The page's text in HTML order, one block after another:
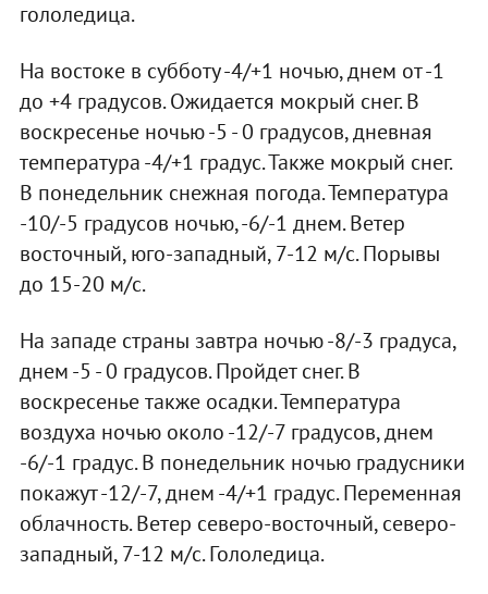
гололедица.
На востоке в субботу -4/+1 ночью, днем от -1
до +4 градусов. Ожидается мокрый снег. В
воскресенье ночью -5 - 0 градусов, дневная
температура -4/+1 градус. Также мокрый снег.
В понедельник снежная погода. Температура
-10/-5 градусов ночью, -6/-1 днем. Ветер
восточный, юго-западный, 7-12 м/с. Порывы
до 15-20 м/с.
На западе страны завтра ночью -8/-3 градуса,
днем -5 - 0 градусов. Пройдет снег. В
воскресенье также осадки. Температура
воздуха ночью около -12/-7 градусов, днем
-6/-1 градус. В понедельник ночью градусники
покажут -12/-7, днем -4/+1 градус. Переменная
облачность. Ветер северо-восточный, северо-
западный, 7-12 м/с. Гололедица.